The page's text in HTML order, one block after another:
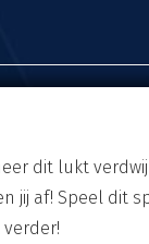
dit lukt
jij af! Speel dit